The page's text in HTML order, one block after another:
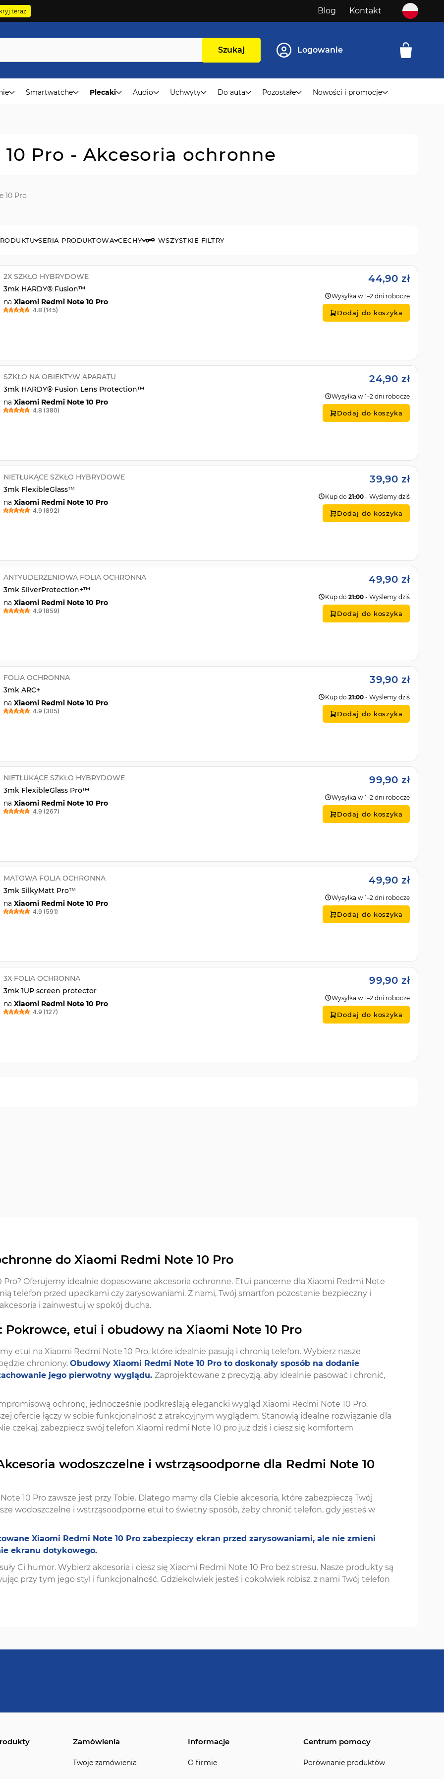
teraz Blog Kontakt
Szukaj Logowanie
Smartwatche Plecaki Audio Uchwyty Do auta Pozostałe Nowości i promocje
Pro - Akcesoria ochronne
10 Pro
SERIA PRODUKTOWA CECHY WSZYSTKIE FILTRY
2X SZKŁO HYBRYDOWE
3mk HARDY® Fusion™
na Xiaomi Redmi Note 10 Pro
4.8 (145)
44,90 zł
Wysyłka w 1–2 dni robocze
Dodaj do koszyka
SZKŁO NA OBIEKTYW APARATU
3mk HARDY® Fusion Lens Protection™
na Xiaomi Redmi Note 10 Pro
4.8 (380)
24,90 zł
Wysyłka w 1–2 dni robocze
Dodaj do koszyka
NIETŁUKĄCE SZKŁO HYBRYDOWE
3mk FlexibleGlass™
na Xiaomi Redmi Note 10 Pro
4.9 (892)
39,90 zł
Kup do 21:00 - Wyślemy dziś
Dodaj do koszyka
ANTYUDERZENIOWA FOLIA OCHRONNA
3mk SilverProtection+™
na Xiaomi Redmi Note 10 Pro
4.9 (859)
49,90 zł
Kup do 21:00 - Wyślemy dziś
Dodaj do koszyka
FOLIA OCHRONNA
3mk ARC+
na Xiaomi Redmi Note 10 Pro
4.9 (305)
39,90 zł
Kup do 21:00 - Wyślemy dziś
Dodaj do koszyka
NIETŁUKĄCE SZKŁO HYBRYDOWE
3mk FlexibleGlass Pro™
na Xiaomi Redmi Note 10 Pro
4.9 (267)
99,90 zł
Wysyłka w 1–2 dni robocze
Dodaj do koszyka
MATOWA FOLIA OCHRONNA
3mk SilkyMatt Pro™
na Xiaomi Redmi Note 10 Pro
4.9 (591)
49,90 zł
Wysyłka w 1–2 dni robocze
Dodaj do koszyka
3X FOLIA OCHRONNA
3mk 1UP screen protector
na Xiaomi Redmi Note 10 Pro
4.9 (127)
99,90 zł
Wysyłka w 1–2 dni robocze
Dodaj do koszyka
do Xiaomi Redmi Note 10 Pro
Pro? Oferujemy idealnie dopasowane akcesoria ochronne. Etui pancerne dla Xiaomi Redmi Note
telefon przed upadkami czy zarysowaniami. Z nami, Twój smartfon pozostanie bezpieczny i
i zainwestuj w spokój ducha.
etui i obudowy na Xiaomi Note 10 Pro
etui na Xiaomi Redmi Note 10 Pro, które idealnie pasują i chronią telefon. Wybierz nasze
chroniony. Obudowy Xiaomi Redmi Note 10 Pro to doskonały sposób na dodanie
jego pierwotny wyglądu. Zaprojektowane z precyzją, aby idealnie pasować i chronić,
ochronę, jednocześnie podkreślają elegancki wygląd Xiaomi Redmi Note 10 Pro.
ofercie łączy w sobie funkcjonalność z atrakcyjnym wyglądem. Stanowią idealne rozwiązanie dla
czekaj, zabezpiecz swój telefon Xiaomi redmi Note 10 pro już dziś i ciesz się komfortem
wodoszczelne i wstrząsoodporne dla Redmi Note 10
10 Pro zawsze jest przy Tobie. Dlatego mamy dla Ciebie akcesoria, które zabezpieczą Twój
wodoszczelne i wstrząsoodporne etui to świetny sposób, żeby chronić telefon, gdy jesteś w
Xiaomi Redmi Note 10 Pro zabezpieczy ekran przed zarysowaniami, ale nie zmieni
ekranu dotykowego.
Ci humor. Wybierz akcesoria i ciesz się Xiaomi Redmi Note 10 Pro bez stresu. Nasze produkty są
przy tym jego styl i funkcjonalność. Gdziekolwiek jesteś i cokolwiek robisz, z nami Twój telefon
Zamówienia
Twoje zamówienia
Informacje
O firmie
Centrum pomocy
Porównanie produktów